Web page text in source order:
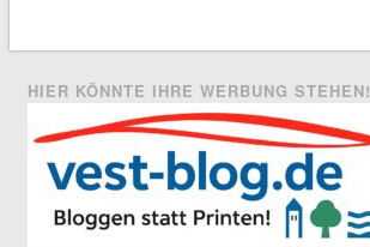
HIER KÖNNTE IHRE WERBUNG STEHEN!